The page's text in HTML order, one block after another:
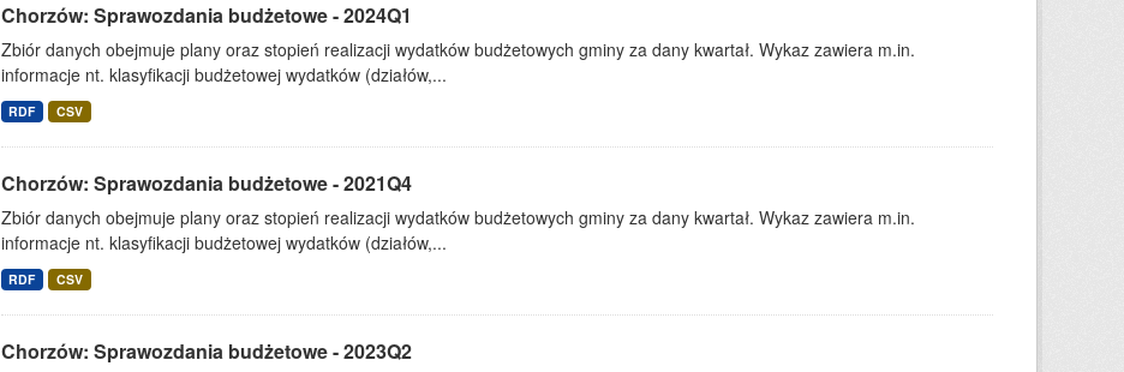
Chorzów: Sprawozdania budżetowe - 2024Q1
Zbiór danych obejmuje plany oraz stopień realizacji wydatków budżetowych gminy za dany kwartał. Wykaz zawiera m.in.
informacje nt. klasyfikacji budżetowej wydatków (działów,...
RDF CSV
Chorzów: Sprawozdania budżetowe - 2021Q4
Zbiór danych obejmuje plany oraz stopień realizacji wydatków budżetowych gminy za dany kwartał. Wykaz zawiera m.in.
informacje nt. klasyfikacji budżetowej wydatków (działów,...
RDF CSV
Chorzów: Sprawozdania budżetowe - 2023Q2